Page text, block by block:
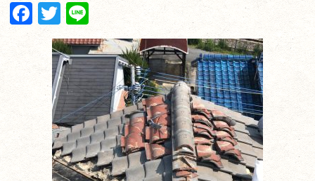
Facebook
Twitter
Line